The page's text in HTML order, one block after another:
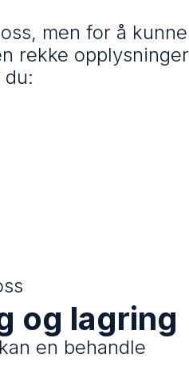
men for å kunne
rekke opplysninger
og lagring
en behandle